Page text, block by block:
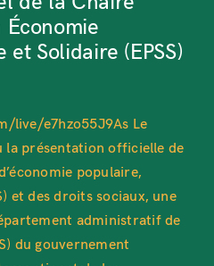
et Solidaire (EPSS)
live/e7hzo55J9As Le
la présentation officielle de
populaire,
et des droits sociaux, une
administratif de
du gouvernement